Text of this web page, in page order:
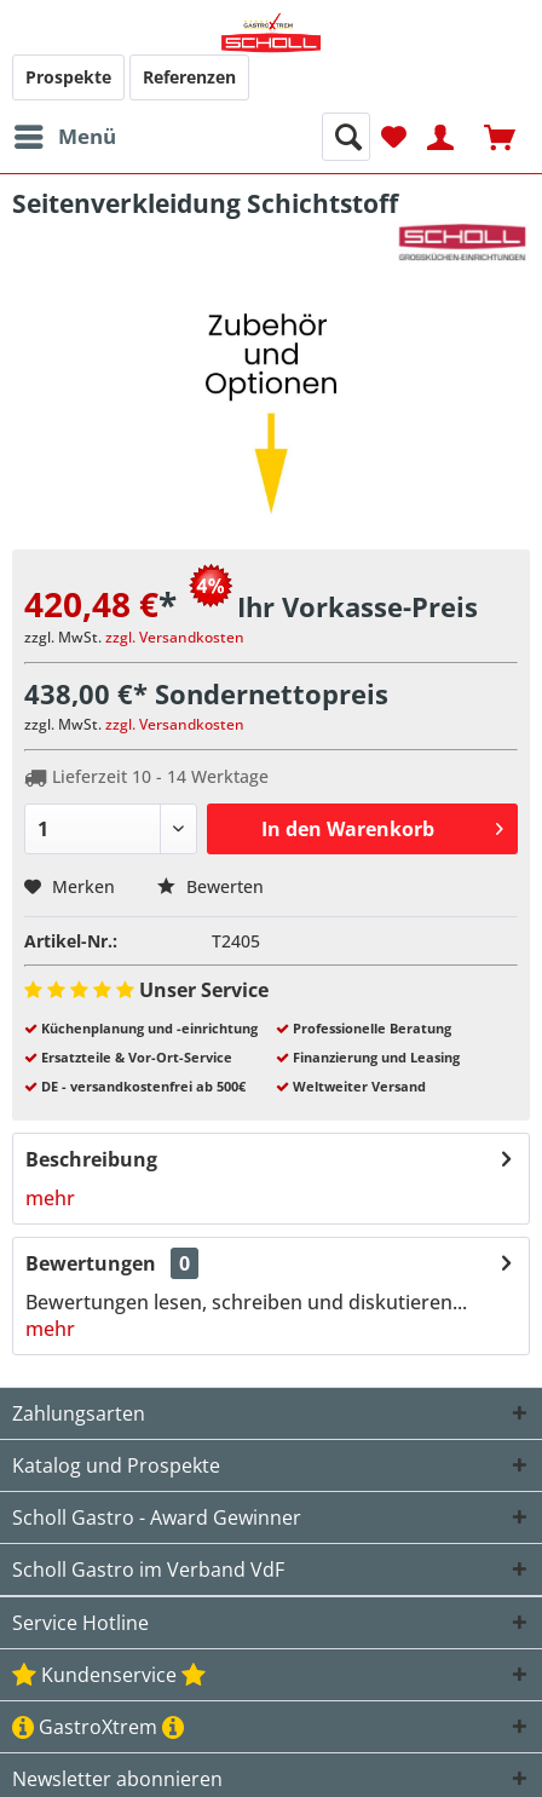
Prospekte Referenzen
Menü
Seitenverkleidung Schichtstoff
420,48 €* Ihr Vorkasse-Preis
zzgl. MwSt.zzgl. Versandkosten
438,00 €* Sondernettopreis
zzgl. MwSt.zzgl. Versandkosten
Lieferzeit 10 - 14 Werktage
In den Warenkorb
Merken Bewerten
Artikel-Nr.: T2405
Unser Service
Küchenplanung und -einrichtung
Professionelle Beratung
Ersatzteile & Vor-Ort-Service
Finanzierung und Leasing
DE - versandkostenfrei ab 500€
Weltweiter Versand
Beschreibung
mehr
Bewertungen
0
Bewertungen lesen, schreiben und diskutieren...
mehr
Zahlungsarten
Katalog und Prospekte
Scholl Gastro - Award Gewinner
Scholl Gastro im Verband VdF
Service Hotline
Kundenservice
GastroXtrem
Newsletter abonnieren